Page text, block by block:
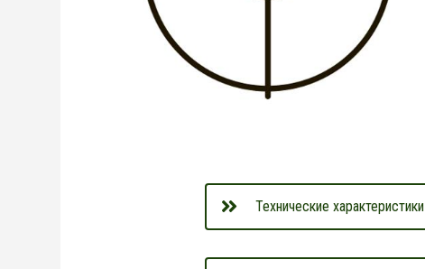
Технические характеристики